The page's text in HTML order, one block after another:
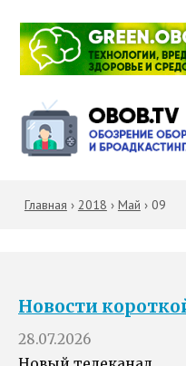
Главная › 2018 › Май › 09
Новости
28.07.2026